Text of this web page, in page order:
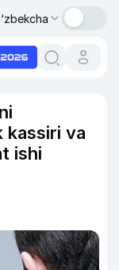
kassiri va
ishi